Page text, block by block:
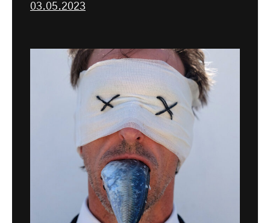
03.05.2023